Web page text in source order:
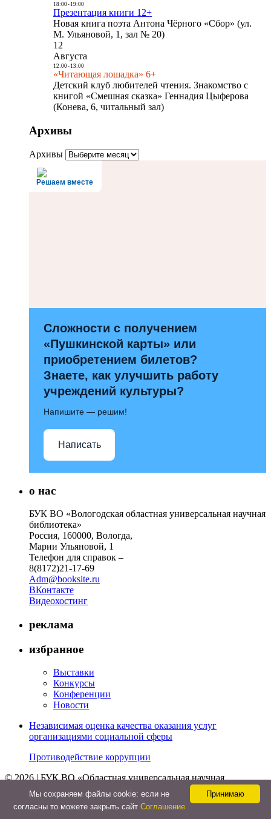
18:00- 19:00
Презентация книги 12+
Новая книга поэта Антона Чёрного «Сбор» (ул.
М. Ульяновой, 1, зал № 20)
12
Августа
12:00- 13:00
«Читающая лошадка» 6+
Детский клуб любителей чтения. Знакомство с
книгой «Смешная сказка» Геннадия Цыферова
(Конева, 6, читальный зал)
Архивы
Архивы
Решаем вместе
Сложности с получением
«Пушкинской карты» или
приобретением билетов?
Знаете, как улучшить работу
учреждений культуры?
Напишите — решим!
Написать
о нас
БУК ВО «Вологодская областная универсальная научная
библиотека»
Россия, 160000, Вологда,
Марии Ульяновой, 1
Телефон для справок –
8(8172)21-17-69
Adm@booksite.ru
ВКонтакте
Видеохостинг
реклама
избранное
Выставки
Конкурсы
Конференции
Новости
Независимая оценка качества оказания услуг
организациями социальной сферы
Противодействие коррупции
© 2026 | БУК ВО «Областная универсальная научная
библиотека»
Принимаю
Мы cохраняем файлы cookie: если не
согласны то можете закрыть сайт Соглашение